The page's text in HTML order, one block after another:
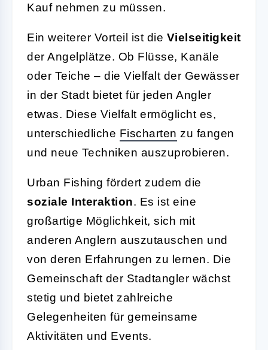
Kauf nehmen zu müssen.
Ein weiterer Vorteil ist die Vielseitigkeit
der Angelplätze. Ob Flüsse, Kanäle
oder Teiche – die Vielfalt der Gewässer
in der Stadt bietet für jeden Angler
etwas. Diese Vielfalt ermöglicht es,
unterschiedliche Fischarten zu fangen
und neue Techniken auszuprobieren.
Urban Fishing fördert zudem die
soziale Interaktion. Es ist eine
großartige Möglichkeit, sich mit
anderen Anglern auszutauschen und
von deren Erfahrungen zu lernen. Die
Gemeinschaft der Stadtangler wächst
stetig und bietet zahlreiche
Gelegenheiten für gemeinsame
Aktivitäten und Events.